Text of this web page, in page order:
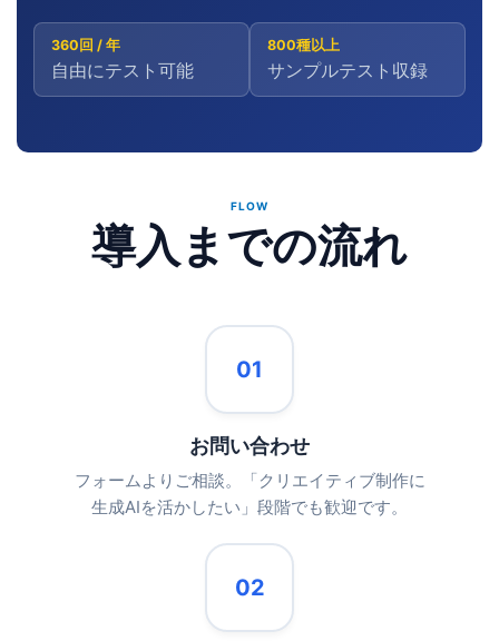
360回 / 年
自由にテスト可能
800種以上
サンプルテスト収録
FLOW
導入までの流れ
01
お問い合わせ
フォームよりご相談。「クリエイティブ制作に
生成AIを活かしたい」段階でも歓迎です。
02